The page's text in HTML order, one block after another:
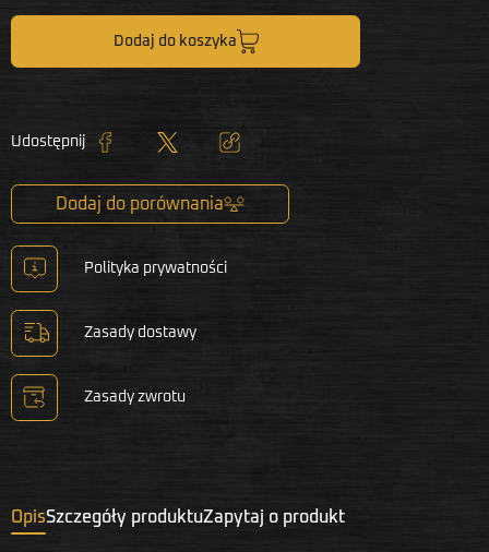
Dodaj do koszyka
Udostępnij
Dodaj do porównania
Polityka prywatności
Zasady dostawy
Zasady zwrotu
OpisSzczegóły produktuZapytaj o produkt